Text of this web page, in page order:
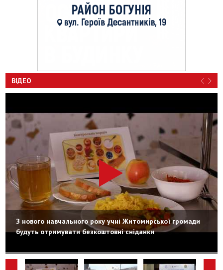
ВІДЕО
З нового навчального року учні Житомирської громади
будуть отримувати безкоштовні сніданки